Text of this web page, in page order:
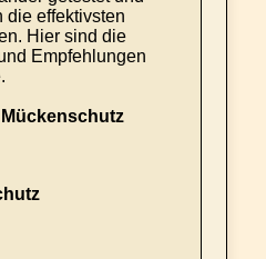
die effektivsten
Hier sind die
Empfehlungen